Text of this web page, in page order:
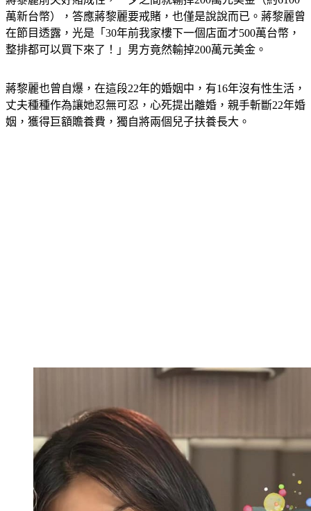
在節目透露，光是「30年前我家樓下一個店面才500萬台幣，
整排都可以買下來了！」男方竟然輸掉200萬元美金。
丈夫種種作為讓她忍無可忍，心死提出離婚，親手斬斷22年婚
姻，獲得巨額贍養費，獨自將兩個兒子扶養長大。